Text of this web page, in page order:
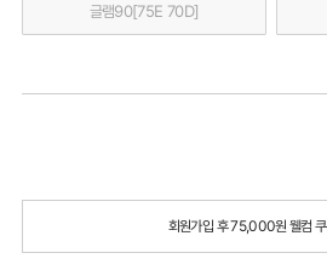
글램90[75E 70D]
회원가입 후 75,000원 웰컴